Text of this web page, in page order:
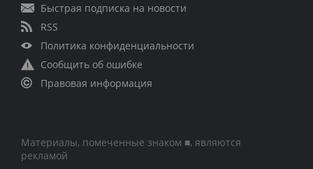
Быстрая подписка на новости
RSS
Политика конфиденциальности
Сообщить об ошибке
Правовая информация
Материалы, помеченные знаком ■, являются
рекламой